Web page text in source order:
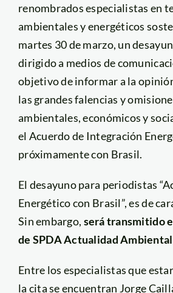
renombrados especialistas en
ambientales y energéticos
martes 30 de marzo, un
dirigido a medios de
objetivo de informar a la
las grandes falencias y
ambientales, económicos y
el Acuerdo de Integración
próximamente con Brasil.
El desayuno para periodistas
Energético con Brasil”, es de
Sin embargo, será transmitido
de SPDA Actualidad
Entre los especialistas que
la cita se encuentran Jorge